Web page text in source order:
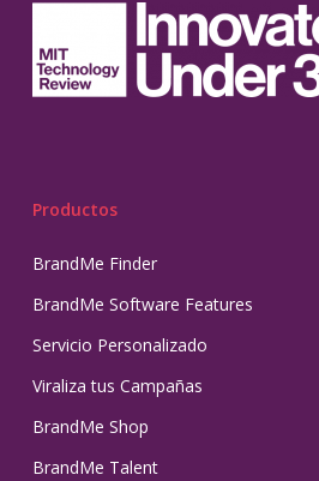
Productos
BrandMe Finder
BrandMe Software Features
Servicio Personalizado
Viraliza tus Campañas
BrandMe Shop
BrandMe Talent